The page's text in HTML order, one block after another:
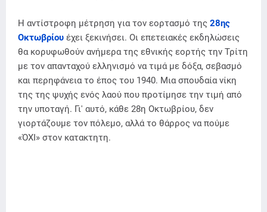
Η αντίστροφη μέτρηση για τον εορτασμό της 28ης
Οκτωβρίου έχει ξεκινήσει. Oι επετειακές εκδηλώσεις
θα κορυφωθούν ανήμερα της εθνικής εορτής την Τρίτη
με τον απανταχού ελληνισμό να τιμά με δόξα, σεβασμό
και περηφάνεια το έπος του 1940. Μια σπουδαία νίκη
της της ψυχής ενός λαού που προτίμησε την τιμή από
την υποταγή. Γι' αυτό, κάθε 28η Οκτωβρίου, δεν
γιορτάζουμε τον πόλεμο, αλλά το θάρρος να πούμε
«ΌΧΙ» στον κατακτητη.